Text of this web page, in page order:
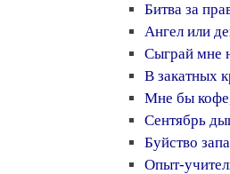
Битва за
Ангел или
Сыграй мне
В закатных
Мне бы
Сентябрь
Буйство
Опыт-